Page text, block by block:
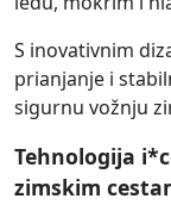
S inovativnim
prianjanje i
sigurnu vožnju
Tehnologija
zimskim